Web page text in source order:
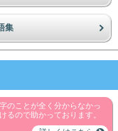
集
のことが全く分からなかっ
るので助かっております。